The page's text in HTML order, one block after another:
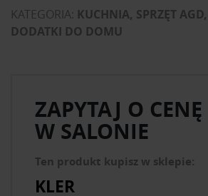
KATEGORIA: KUCHNIA, SPRZĘT
DODATKI DO DOMU
ZAPYTAJ O CENĘ
W SALONIE
Ten produkt kupisz w sklepie:
KLER